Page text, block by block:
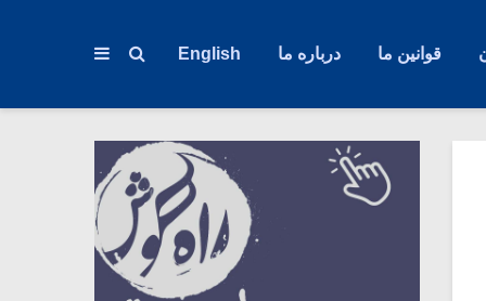
قوانین ما درباره ما English